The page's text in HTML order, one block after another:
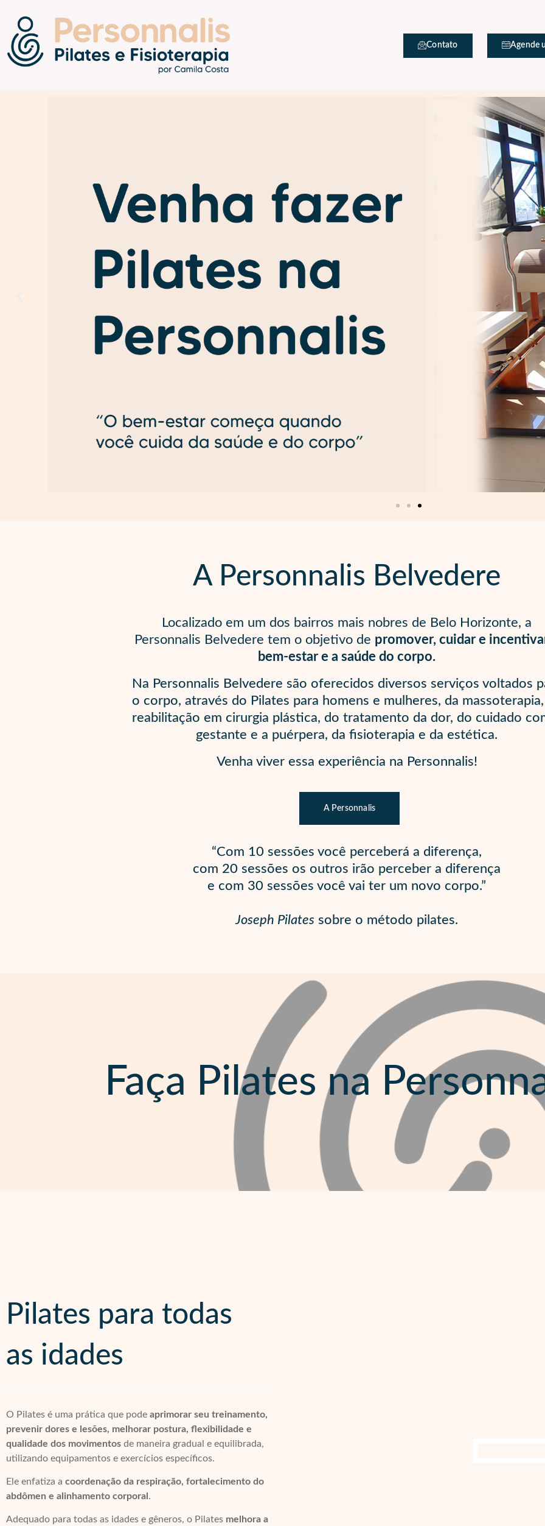
Contato Agende
A Personnalis Belvedere
Localizado em um dos bairros mais nobres de Belo Horizonte, a
Personnalis Belvedere tem o objetivo de promover, cuidar e
bem-estar e a saúde do corpo.
Na Personnalis Belvedere são oferecidos diversos serviços voltados
o corpo, através do Pilates para homens e mulheres, da
reabilitação em cirurgia plástica, do tratamento da dor, do cuidado
gestante e a puérpera, da fisioterapia e da estética.
Venha viver essa experiência na Personnalis!
A Personnalis
“Com 10 sessões você perceberá a diferença,
com 20 sessões os outros irão perceber a diferença
e com 30 sessões você vai ter um novo corpo.”
Joseph Pilates sobre o método pilates.
Faça Pilates na
Pilates para todas
as idades
O Pilates é uma prática que pode aprimorar seu treinamento,
prevenir dores e lesões, melhorar postura, flexibilidade e
qualidade dos movimentos de maneira gradual e equilibrada,
utilizando equipamentos e exercícios específicos.
Ele enfatiza a coordenação da respiração, fortalecimento do
abdômen e alinhamento corporal .
Adequado para todas as idades e gêneros, o Pilates melhora a